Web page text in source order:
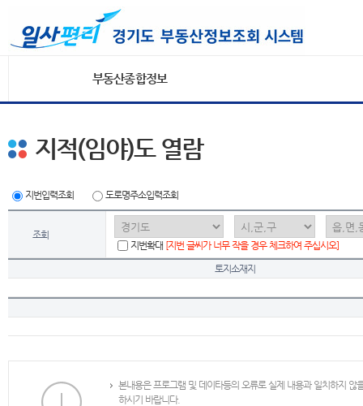
부동산종합정보
지적(임야)도 열람
지번입력조회 도로명주소입력조회
조회
지번확대 [지번 글씨가 너무 작을 경우 체크하여 주십시오]
토지소재지
본내용은 프로그램 및 데이타등의 오류로 실제 내용과 일치하지
하시기 바랍니다.